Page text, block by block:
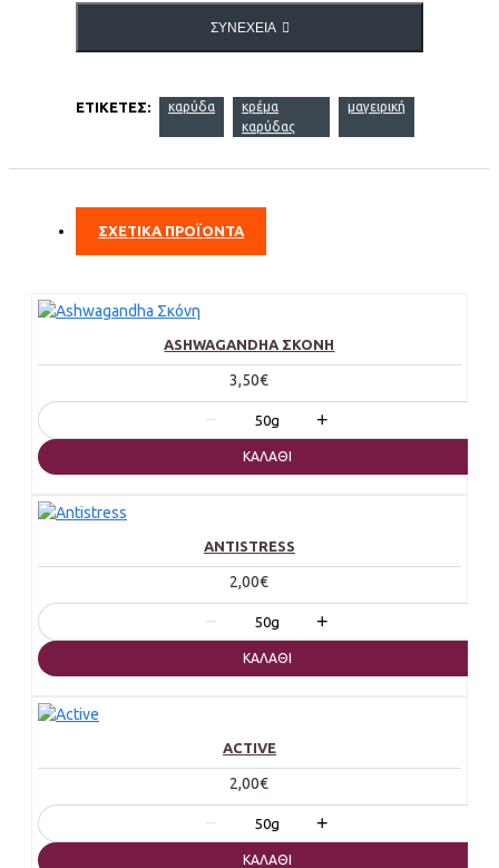
ΣΥΝΈΧΕΙΑ
ΕΤΙΚΈΤΕΣ: καρύδα
κρέμα
καρύδας
μαγειρική
ΣΧΕΤΙΚΑ ΠΡΟΪΟΝΤΑ
ASHWAGANDHA ΣΚΌΝΗ
3,50€
− 50g +
ΚΑΛΆΘΙ
ANTISTRESS
2,00€
− 50g +
ΚΑΛΆΘΙ
ACTIVE
2,00€
− 50g +
ΚΑΛΆΘΙ